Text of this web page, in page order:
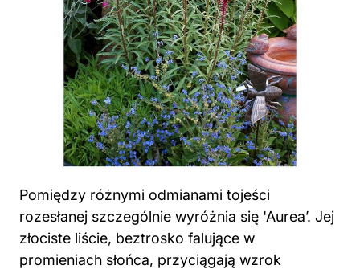
Pomiędzy różnymi odmianami tojeści
rozesłanej szczególnie wyróżnia się 'Aurea’. Jej
złociste liście, beztrosko falujące w
promieniach słońca, przyciągają wzrok